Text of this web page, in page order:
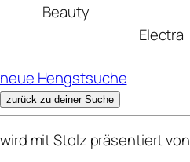
Beauty
Electra
neue Hengstsuche
zurück zu deiner Suche
wird mit Stolz präsentiert von